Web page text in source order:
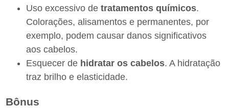
Uso excessivo detratamentos químicos.
Colorações, alisamentos e permanentes, por
exemplo, podem causar danos significativos
aos cabelos.
Esquecer de hidratar os cabelos. A hidratação
traz brilho e elasticidade.
Bônus